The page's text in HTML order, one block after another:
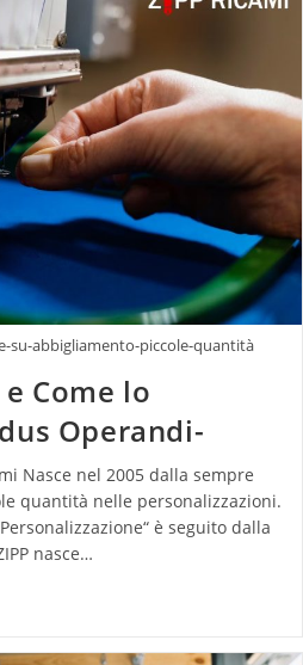
su-abbigliamento-piccole-quantità
Come lo
Operandi-
Nasce nel 2005 dalla sempre
quantità nelle personalizzazioni.
è seguito dalla
nasce…